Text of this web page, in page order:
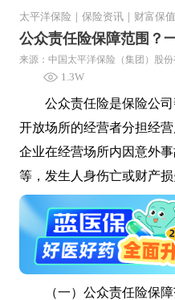
太平洋保险 保险资讯 财富保值
公众责任险保障范围？
来源：中国太平洋保险（集团）股
1.3W
公众责任险是保险公
开放场所的经营者分担经
企业在经营场所内因意外
等，发生人身伤亡或财产
（一）公众责任险保